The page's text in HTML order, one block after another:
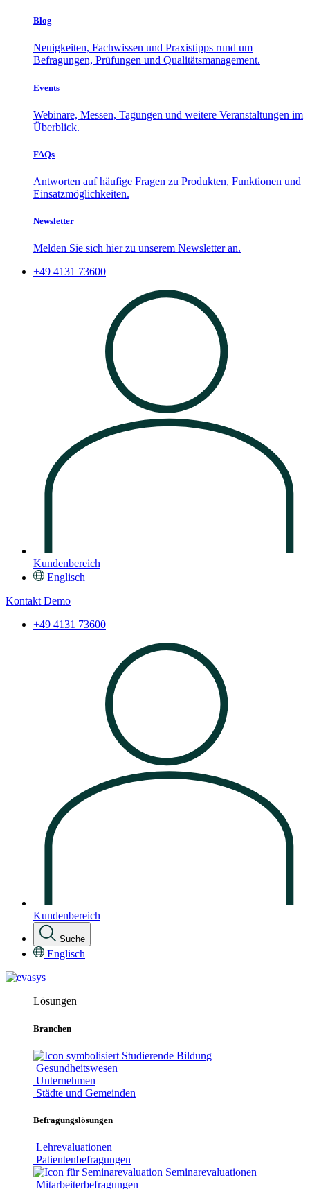
Blog
Neuigkeiten, Fachwissen und Praxistipps rund um
Befragungen, Prüfungen und Qualitätsmanagement.
Events
Webinare, Messen, Tagungen und weitere Veranstaltungen im
Überblick.
FAQs
Antworten auf häufige Fragen zu Produkten, Funktionen und
Einsatzmöglichkeiten.
Newsletter
Melden Sie sich hier zu unserem Newsletter an.
+49 4131 73600
Kundenbereich
Englisch
Kontakt Demo
+49 4131 73600
Kundenbereich
Suche
Englisch
Lösungen
Branchen
Bildung
Gesundheitswesen
Unternehmen
Städte und Gemeinden
Befragungslösungen
Lehrevaluationen
Patientenbefragungen
Seminarevaluationen
Mitarbeiterbefragungen